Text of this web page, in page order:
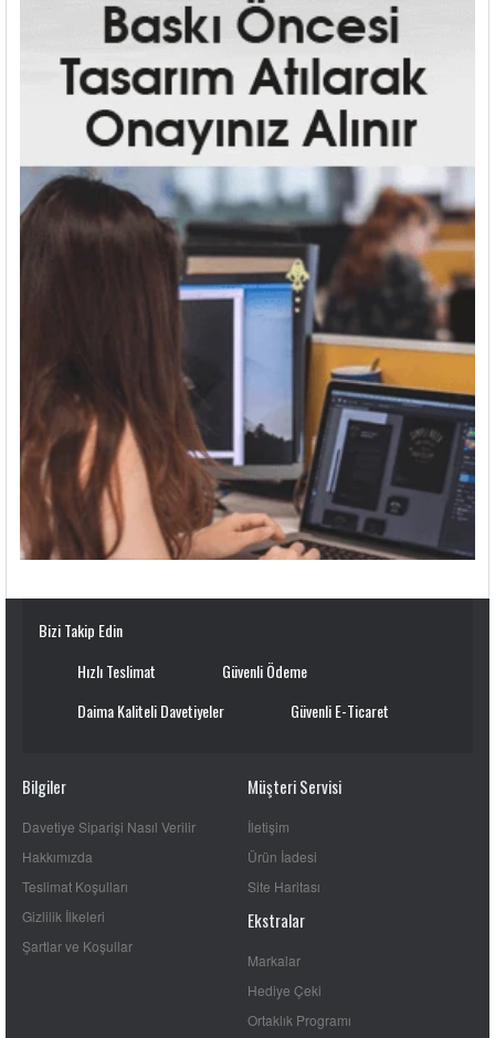
Bizi Takip Edin
Hızlı Teslimat
Güvenli Ödeme
Daima Kaliteli Davetiyeler
Güvenli E-Ticaret
Bilgiler
Davetiye Siparişi Nasıl Verilir
Hakkımızda
Teslimat Koşulları
Gizlilik İlkeleri
Şartlar ve Koşullar
Müşteri Servisi
İletişim
Ürün İadesi
Site Haritası
Ekstralar
Markalar
Hediye Çeki
Ortaklık Programı